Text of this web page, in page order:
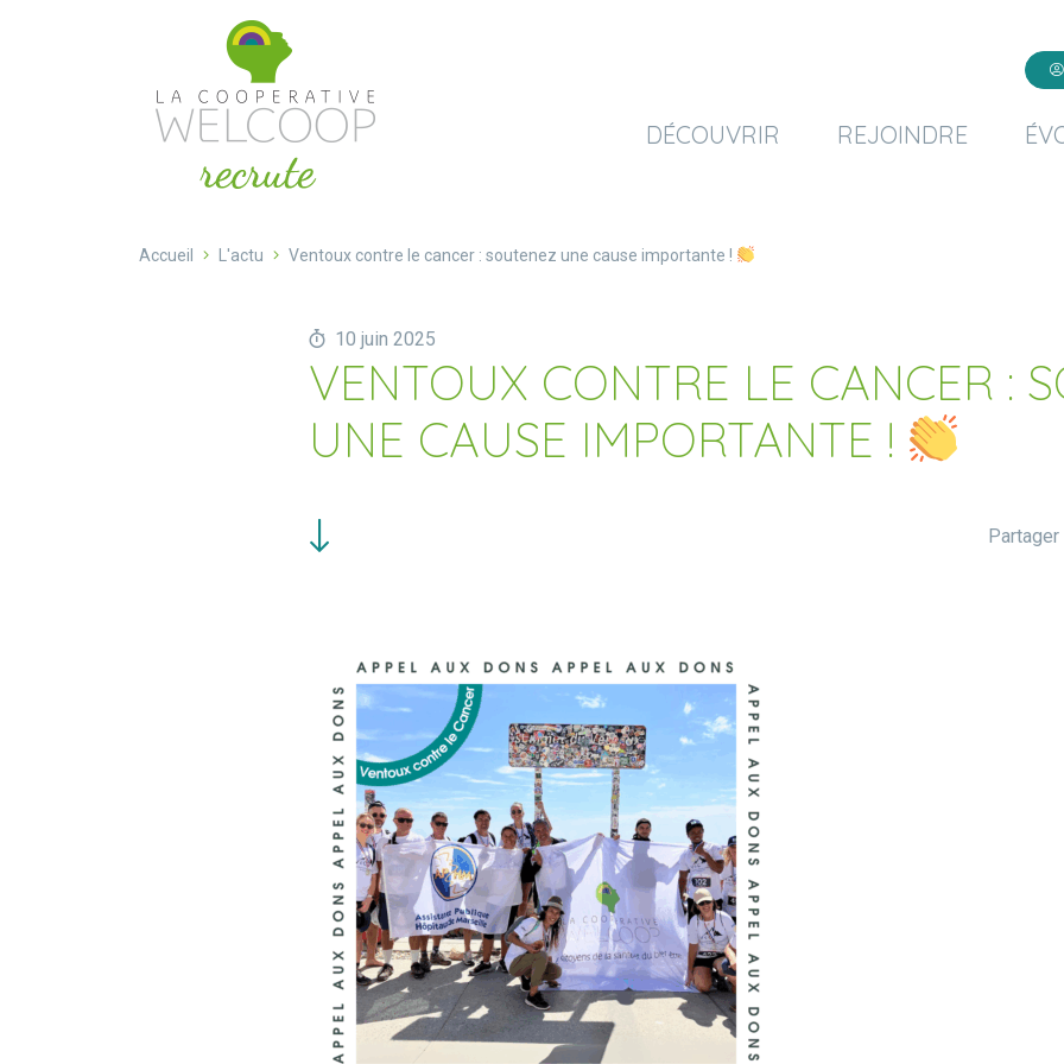
DÉCOUVRIR REJOINDRE
Accueil L'actu Ventoux contre le cancer : soutenez une cause importante !
10 juin 2025
VENTOUX CONTRE LE CANCER :
UNE CAUSE IMPORTANTE !
Partager